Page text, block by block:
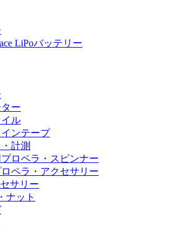
LiPoバッテリー
ー
ル
ンテープ
計測
ロペラ・スピンナー
ペラ・アクセサリー
サリー
ナット